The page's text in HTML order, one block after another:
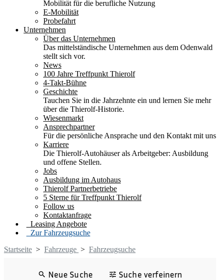
Mobilität für die berufliche Nutzung
E-Mobilität
Probefahrt
Unternehmen
Über das Unternehmen
Das mittelständische Unternehmen aus dem Odenwald
stellt sich vor.
News
100 Jahre Treffpunkt Thierolf
4-Takt-Bühne
Geschichte
Tauchen Sie in die Jahrzehnte ein und lernen Sie mehr
über die Thierolf-Historie.
Wiesenmarkt
Ansprechpartner
Für die persönliche Ansprache und den Kontakt mit uns
Karriere
Die Thierolf-Autohäuser als Arbeitgeber: Ausbildung
und offene Stellen.
Jobs
Ausbildung im Autohaus
Thierolf Partnerbetriebe
5 Sterne für Treffpunkt Thierolf
Follow us
Kontaktanfrage
Leasing Angebote
Zur Fahrzeugsuche
Startseite > Fahrzeuge > Fahrzeugsuche
Neue Suche Suche verfeinern